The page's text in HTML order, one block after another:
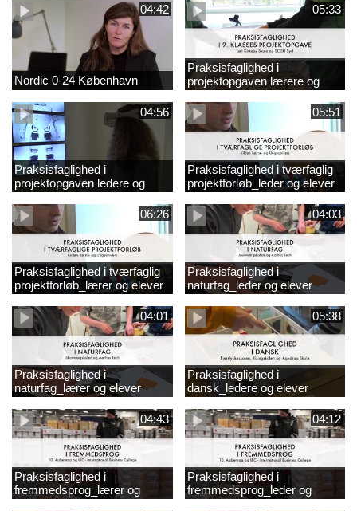
04:42
Nordic 0-24 København
05:33
Praksisfaglighed i
projektopgaven lærere og
elever
04:56
Praksisfaglighed i
projektopgaven ledere og
elever
05:51
Praksisfaglighed i tværfaglig
projektforløb_leder og elever
06:26
Praksisfaglighed i tværfaglig
projektforløb_lærer og elever
04:03
Praksisfaglighed i
naturfag_leder og elever
04:01
Praksisfaglighed i
naturfag_lærer og elever
05:38
Praksisfaglighed i
dansk_ledere og elever
04:43
Praksisfaglighed i
fremmedsprog_lærer og
elever
04:12
Praksisfaglighed i
fremmedsprog_leder og
elever